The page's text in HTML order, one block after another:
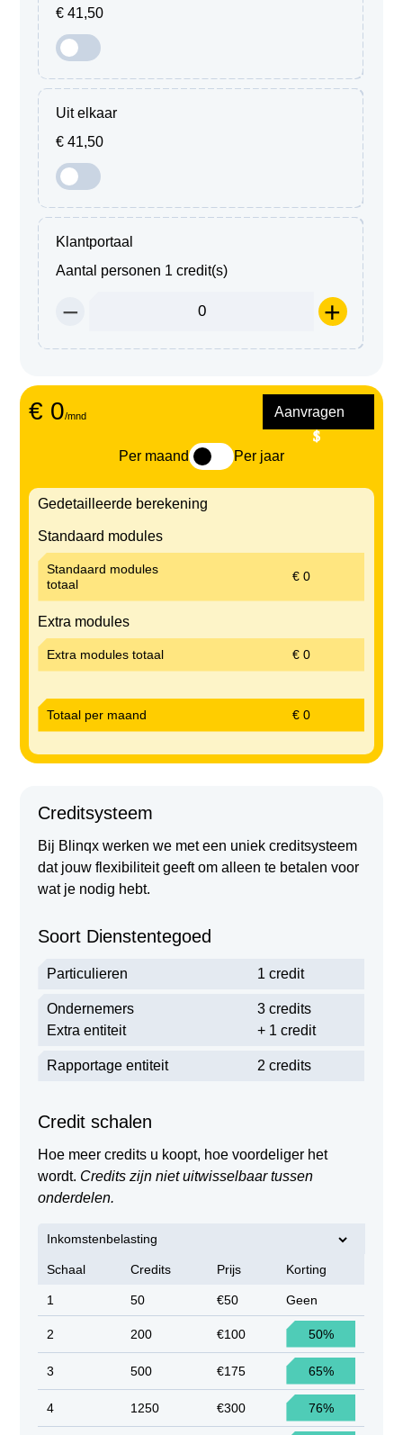
€ 41,50
Uit elkaar
€ 41,50
Klantportaal
Aantal personen 1 credit(s)
− +
€ 0/mnd
Per maand Per jaar
Aanvragen
Gedetailleerde berekening
Standaard modules
Standaard modules
totaal
€ 0
Extra modules
Extra modules totaal € 0
Totaal per maand € 0
Creditsysteem
Bij Blinqx werken we met een uniek creditsysteem
dat jouw flexibiliteit geeft om alleen te betalen voor
wat je nodig hebt.
Soort Dienstentegoed
Particulieren 1 credit
Ondernemers
Extra entiteit
3 credits
+ 1 credit
Rapportage entiteit 2 credits
Credit schalen
Hoe meer credits u koopt, hoe voordeliger het
wordt. Credits zijn niet uitwisselbaar tussen
onderdelen.
Inkomstenbelasting
Schaal Credits Prijs Korting
1 50 €50 Geen
2 200 €100 50%
3 500 €175 65%
4 1250 €300 76%